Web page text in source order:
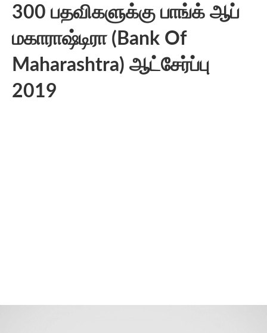
300 பதவிகளுக்கு பாங்க் ஆப்
மகாராஷ்டிரா (Bank Of
Maharashtra) ஆட்சேர்ப்பு
2019